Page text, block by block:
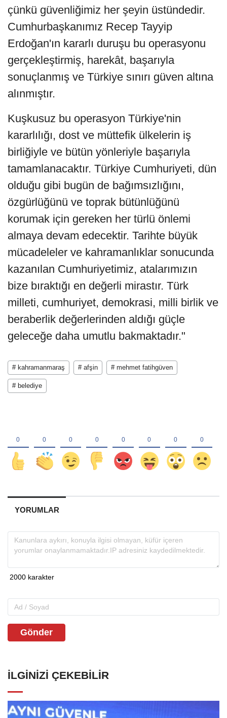
çünkü güvenliğimiz her şeyin üstündedir.
Cumhurbaşkanımız Recep Tayyip
Erdoğan'ın kararlı duruşu bu operasyonu
gerçekleştirmiş, harekât, başarıyla
sonuçlanmış ve Türkiye sınırı güven altına
alınmıştır.
Kuşkusuz bu operasyon Türkiye'nin
kararlılığı, dost ve müttefik ülkelerin iş
birliğiyle ve bütün yönleriyle başarıyla
tamamlanacaktır. Türkiye Cumhuriyeti, dün
olduğu gibi bugün de bağımsızlığını,
özgürlüğünü ve toprak bütünlüğünü
korumak için gereken her türlü önlemi
almaya devam edecektir. Tarihte büyük
mücadeleler ve kahramanlıklar sonucunda
kazanılan Cumhuriyetimiz, atalarımızın
bize bıraktığı en değerli mirastır. Türk
milleti, cumhuriyet, demokrasi, milli birlik ve
beraberlik değerlerinden aldığı güçle
geleceğe daha umutlu bakmaktadır."
# kahramanmaraş # afşin # mehmet fatihgüven
# belediye
YORUMLAR
Gönder
İLGINIZI ÇEKEBILIR